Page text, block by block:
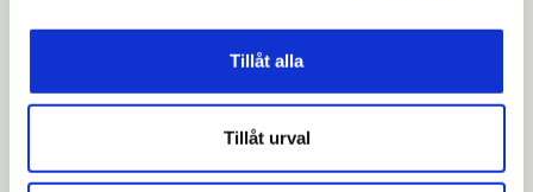
Tillåt alla
Tillåt urval
Samtliga elever börjar den 17 augusti.